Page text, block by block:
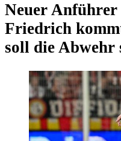
Neuer
Friedrich
soll die Abwehr